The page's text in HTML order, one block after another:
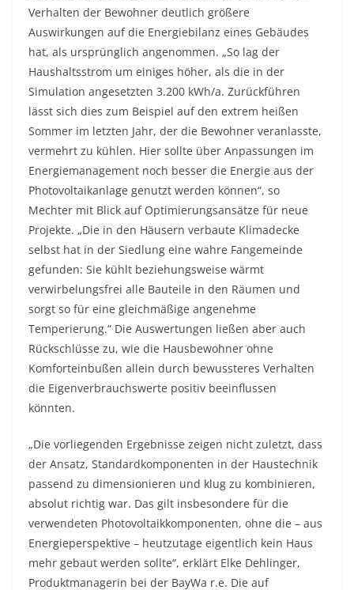
Verhalten der Bewohner deutlich größere
Auswirkungen auf die Energiebilanz eines Gebäudes
hat, als ursprünglich angenommen. „So lag der
Haushaltsstrom um einiges höher, als die in der
Simulation angesetzten 3.200 kWh/a. Zurückführen
lässt sich dies zum Beispiel auf den extrem heißen
Sommer im letzten Jahr, der die Bewohner veranlasste,
vermehrt zu kühlen. Hier sollte über Anpassungen im
Energiemanagement noch besser die Energie aus der
Photovoltaikanlage genutzt werden können“, so
Mechter mit Blick auf Optimierungsansätze für neue
Projekte. „Die in den Häusern verbaute Klimadecke
selbst hat in der Siedlung eine wahre Fangemeinde
gefunden: Sie kühlt beziehungsweise wärmt
verwirbelungsfrei alle Bauteile in den Räumen und
sorgt so für eine gleichmäßige angenehme
Temperierung.“ Die Auswertungen ließen aber auch
Rückschlüsse zu, wie die Hausbewohner ohne
Komforteinbußen allein durch bewussteres Verhalten
die Eigenverbrauchswerte positiv beeinflussen
könnten.
„Die vorliegenden Ergebnisse zeigen nicht zuletzt, dass
der Ansatz, Standardkomponenten in der Haustechnik
passend zu dimensionieren und klug zu kombinieren,
absolut richtig war. Das gilt insbesondere für die
verwendeten Photovoltaikkomponenten, ohne die – aus
Energieperspektive – heutzutage eigentlich kein Haus
mehr gebaut werden sollte“, erklärt Elke Dehlinger,
Produktmanagerin bei der BayWa r.e. Die auf